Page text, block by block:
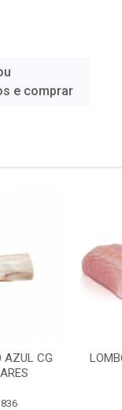
e comprar
AZUL CG